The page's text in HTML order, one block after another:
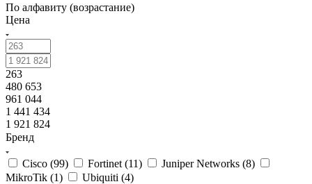
По алфавиту (возрастание)
Цена
263
480 653
961 044
1 441 434
1 921 824
Бренд
Cisco (99) Fortinet (11) Juniper Networks (8)
MikroTik (1) Ubiquiti (4)